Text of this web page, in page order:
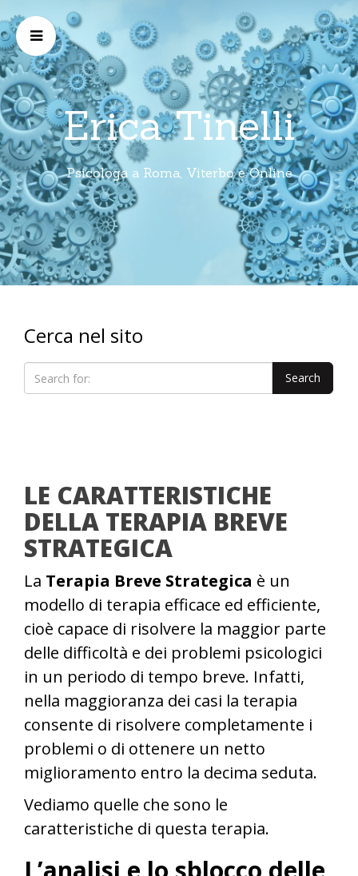
Erica Tinelli
Psicologa a Roma, Viterbo e Online
Cerca nel sito
LE CARATTERISTICHE
DELLA TERAPIA BREVE
STRATEGICA
La Terapia Breve Strategica è un
modello di terapia efficace ed efficiente,
cioè capace di risolvere la maggior parte
delle difficoltà e dei problemi psicologici
in un periodo di tempo breve. Infatti,
nella maggioranza dei casi la terapia
consente di risolvere completamente i
problemi o di ottenere un netto
miglioramento entro la decima seduta.
Vediamo quelle che sono le
caratteristiche di questa terapia.